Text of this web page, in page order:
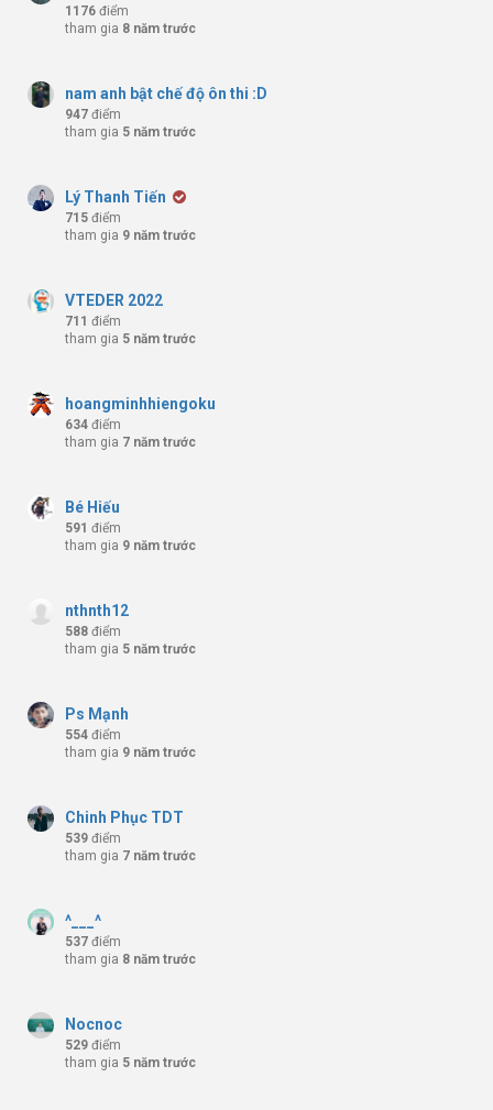
1176 điểm
tham gia 8 năm trước
nam anh bật chế độ ôn thi :D
947 điểm
tham gia 5 năm trước
Lý Thanh Tiến
715 điểm
tham gia 9 năm trước
VTEDER 2022
711 điểm
tham gia 5 năm trước
hoangminhhiengoku
634 điểm
tham gia 7 năm trước
Bé Hiếu
591 điểm
tham gia 9 năm trước
nthnth12
588 điểm
tham gia 5 năm trước
Ps Mạnh
554 điểm
tham gia 9 năm trước
Chinh Phục TDT
539 điểm
tham gia 7 năm trước
^___^
537 điểm
tham gia 8 năm trước
Nocnoc
529 điểm
tham gia 5 năm trước